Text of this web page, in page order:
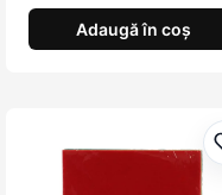
Adaugă în coș